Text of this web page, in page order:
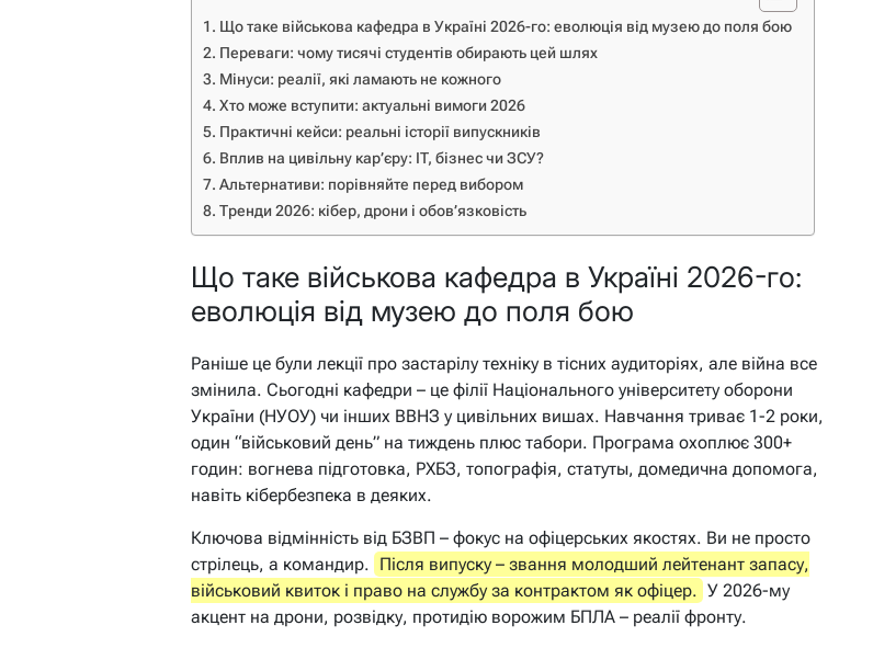
Що таке військова кафедра в Україні 2026-го: еволюція від музею до поля бою
Переваги: чому тисячі студентів обирають цей шлях
Мінуси: реалії, які ламають не кожного
Хто може вступити: актуальні вимоги 2026
Практичні кейси: реальні історії випускників
Вплив на цивільну кар’єру: IT, бізнес чи ЗСУ?
Альтернативи: порівняйте перед вибором
Тренди 2026: кібер, дрони і обов’язковість
Що таке військова кафедра в Україні 2026-го:
еволюція від музею до поля бою
Раніше це були лекції про застарілу техніку в тісних аудиторіях, але війна все
змінила. Сьогодні кафедри – це філії Національного університету оборони
України (НУОУ) чи інших ВВНЗ у цивільних вишах. Навчання триває 1-2 роки,
один “військовий день” на тиждень плюс табори. Програма охоплює 300+
годин: вогнева підготовка, РХБЗ, топографія, статуты, домедична допомога,
навіть кібербезпека в деяких.
Ключова відмінність від БЗВП – фокус на офіцерських якостях. Ви не просто
стрілець, а командир. Після випуску – звання молодший лейтенант запасу,
військовий квиток і право на службу за контрактом як офіцер. У 2026-му
акцент на дрони, розвідку, протидію ворожим БПЛА – реалії фронту.